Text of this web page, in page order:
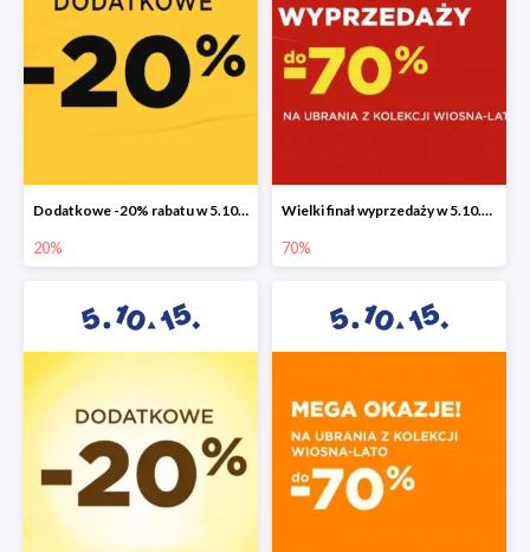
Dodatkowe -20% rabatu w 5.10.15
20%
Wielki finał wyprzedaży w 5.10.15 do -70%
70%